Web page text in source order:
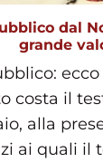
dal
grande
costa il
alla
ai quali il